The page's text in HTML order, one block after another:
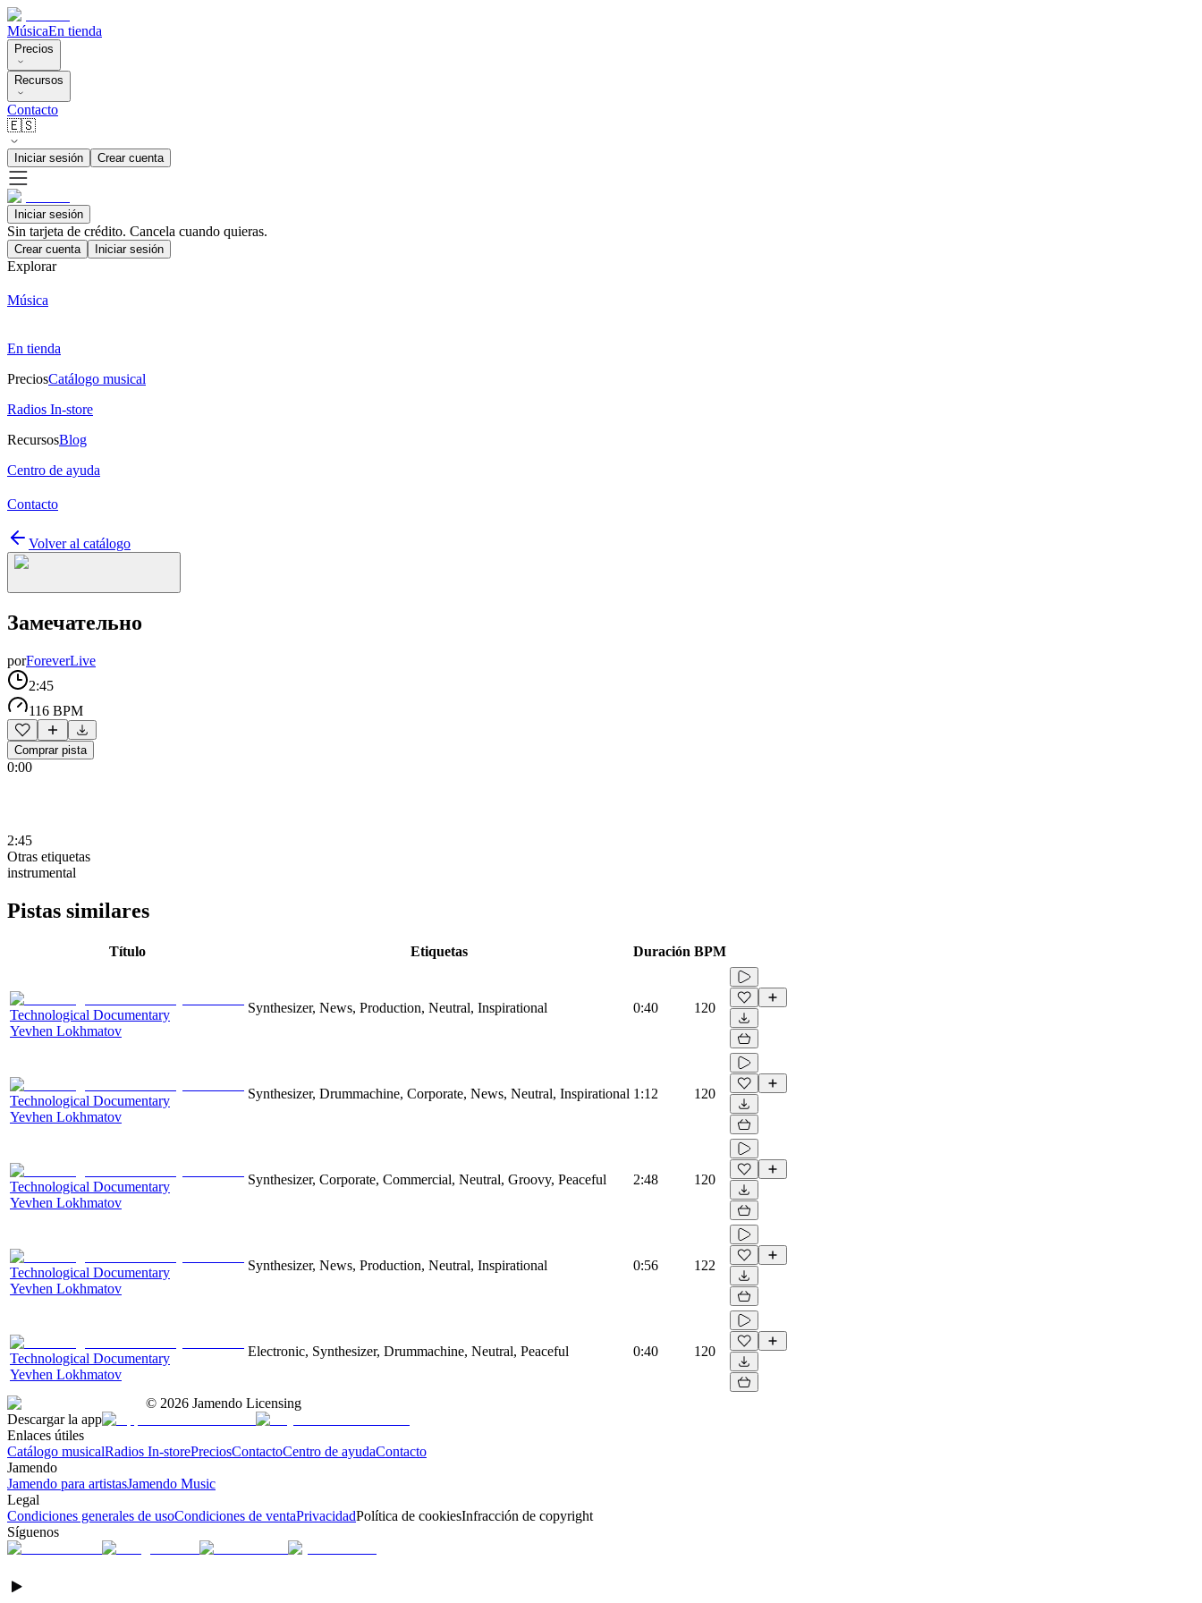
MúsicaEn tienda
Precios
Recursos
Contacto
🇪🇸
Iniciar sesión Crear cuenta
Iniciar sesión
Sin tarjeta de crédito. Cancela cuando quieras.
Crear cuenta Iniciar sesión
Explorar
Música
En tienda
PreciosCatálogo musical
Radios In-store
RecursosBlog
Centro de ayuda
Contacto
Volver al catálogo
Замечательно
porForeverLive
2:45
116 BPM
Comprar pista
0:00
2:45
Otras etiquetas
instrumental
Pistas similares
Título Etiquetas Duración BPM
Technological Documentary
Yevhen Lokhmatov
Synthesizer, News, Production, Neutral, Inspirational 0:40 120
Technological Documentary
Yevhen Lokhmatov
Synthesizer, Drummachine, Corporate, News, Neutral, Inspirational 1:12 120
Technological Documentary
Yevhen Lokhmatov
Synthesizer, Corporate, Commercial, Neutral, Groovy, Peaceful 2:48 120
Technological Documentary
Yevhen Lokhmatov
Synthesizer, News, Production, Neutral, Inspirational 0:56 122
Technological Documentary
Yevhen Lokhmatov
Electronic, Synthesizer, Drummachine, Neutral, Peaceful 0:40 120
© 2026 Jamendo Licensing
Descargar la app
Enlaces útiles
Catálogo musicalRadios In-storePreciosContactoCentro de ayudaContacto
Jamendo
Jamendo para artistasJamendo Music
Legal
Condiciones generales de usoCondiciones de ventaPrivacidadPolítica de cookiesInfracción de copyright
Síguenos